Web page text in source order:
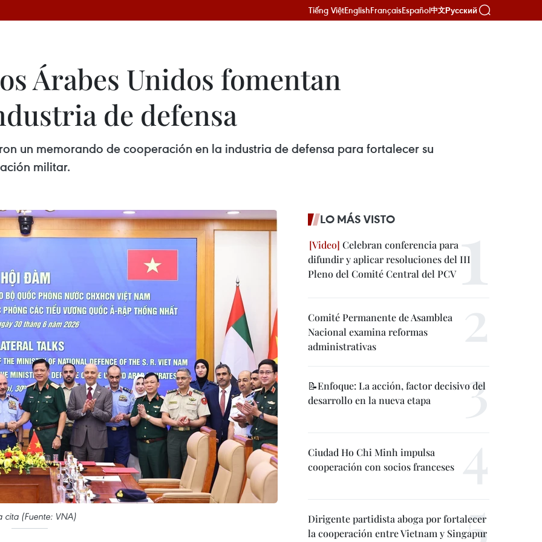
Tiếng ViệtEnglishFrançaisEspañol中文Русский
Árabes Unidos fomentan
de defensa
un memorando de cooperación en la industria de defensa para fortalecer su
militar.
cita (Fuente: VNA)
LO MÁS VISTO
Celebran conferencia para
difundir y aplicar resoluciones del III
Pleno del Comité Central del PCV
Comité Permanente de Asamblea
Nacional examina reformas
administrativas
📝Enfoque: La acción, factor decisivo del
desarrollo en la nueva etapa
Ciudad Ho Chi Minh impulsa
cooperación con socios franceses
Dirigente partidista aboga por fortalecer
la cooperación entre Vietnam y Singapur